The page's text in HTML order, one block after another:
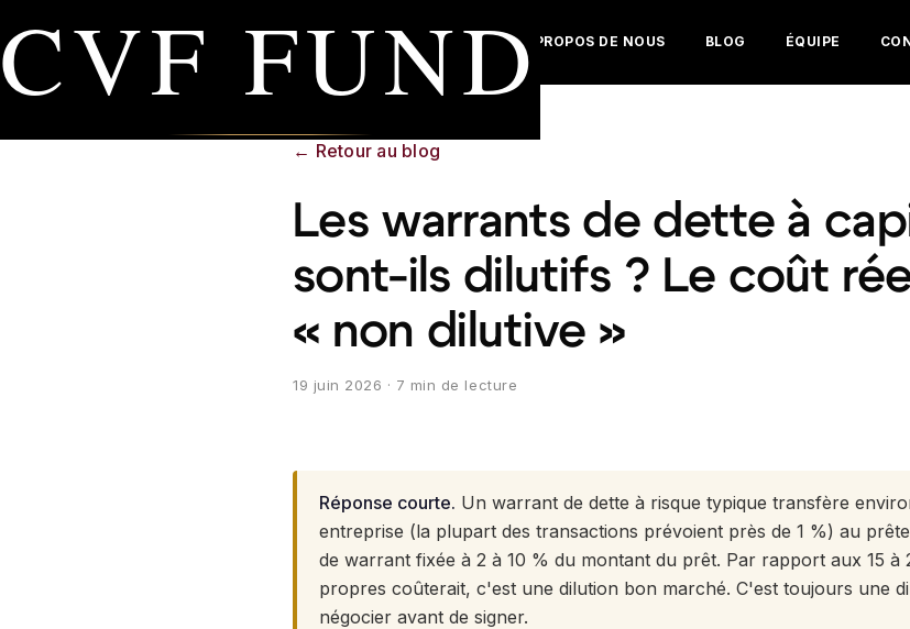
CVF FUNDÀ PROPOS DE NOUS BLOG ÉQUIPE
← Retour au blog
Les warrants de dette à
sont-ils dilutifs ? Le coût
« non dilutive »
19 juin 2026 · 7 min de lecture
Réponse courte. Un warrant de dette à risque typique transfère
entreprise (la plupart des transactions prévoient près de 1 %) au
de warrant fixée à 2 à 10 % du montant du prêt. Par rapport aux 15 à
propres coûterait, c'est une dilution bon marché. C'est toujours une
négocier avant de signer.